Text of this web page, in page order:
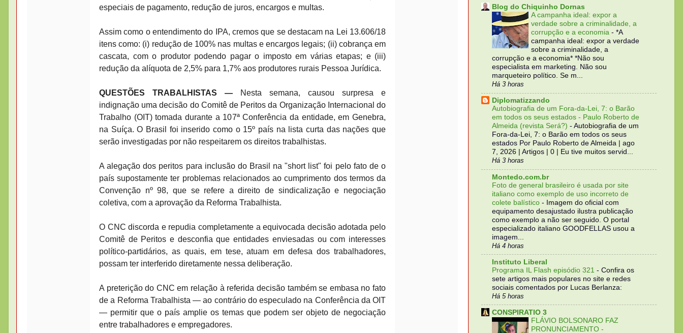
especiais de pagamento, redução de juros, encargos e multas.
Assim como o entendimento do IPA, cremos que se destacam na Lei 13.606/18
itens como: (i) redução de 100% nas multas e encargos legais; (ii) cobrança em
cascata, com o produtor podendo pagar o imposto em várias etapas; e (iii)
redução da alíquota de 2,5% para 1,7% aos produtores rurais Pessoa Jurídica.
QUESTÕES TRABALHISTAS — Nesta semana, causou surpresa e
indignação uma decisão do Comitê de Peritos da Organização Internacional do
Trabalho (OIT) tomada durante a 107ª Conferência da entidade, em Genebra,
na Suíça. O Brasil foi inserido como o 15º país na lista curta das nações que
serão investigadas por não respeitarem os direitos trabalhistas.
A alegação dos peritos para inclusão do Brasil na "short list" foi pelo fato de o
país supostamente ter problemas relacionados ao cumprimento dos termos da
Convenção nº 98, que se refere a direito de sindicalização e negociação
coletiva, com a aprovação da Reforma Trabalhista.
O CNC discorda e repudia completamente a equivocada decisão adotada pelo
Comitê de Peritos e desconfia que entidades enviesadas ou com interesses
político-partidários, as quais, em tese, atuam em defesa dos trabalhadores,
possam ter interferido diretamente nessa deliberação.
A preterição do CNC em relação à referida decisão também se embasa no fato
de a Reforma Trabalhista — ao contrário do especulado na Conferência da OIT
— permitir que o país amplie os temas que podem ser objeto de negociação
entre trabalhadores e empregadores.
Blog do Chiquinho Dornas
A campanha ideal: expor a
verdade sobre a criminalidade, a
corrupção e a economia - *A
campanha ideal: expor a verdade
sobre a criminalidade, a
corrupção e a economia* *Não sou
especialista em marketing. Não sou
marqueteiro político. Se m...
Há 3 horas
Diplomatizzando
Autobiografia de um Fora-da-Lei, 7: o Barão
em todos os seus estados - Paulo Roberto de
Almeida (revista Será?) - Autobiografia de um
Fora-da-Lei, 7: o Barão em todos os seus
estados Por Paulo Roberto de Almeida | ago
7, 2026 | Artigos | 0 | Eu tive muitos servid...
Há 3 horas
Montedo.com.br
Foto de general brasileiro é usada por site
italiano como exemplo de uso incorreto de
colete balístico - Imagem do oficial com
equipamento desajustado ilustra publicação
como exemplo a não ser seguido. O portal
especializado italiano GOODFELLAS usou a
imagem...
Há 4 horas
Instituto Liberal
Programa IL Flash episódio 321 - Confira os
sete artigos mais populares no site e redes
sociais comentados por Lucas Berlanza:
Há 5 horas
CONSPIRATIO 3
FLÁVIO BOLSONARO FAZ
PRONUNCIAMENTO -